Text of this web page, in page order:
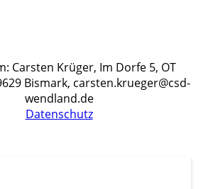
Carsten Krüger, Im Dorfe 5, OT
Bismark, carsten.krueger@csd-
wendland.de
Datenschutz